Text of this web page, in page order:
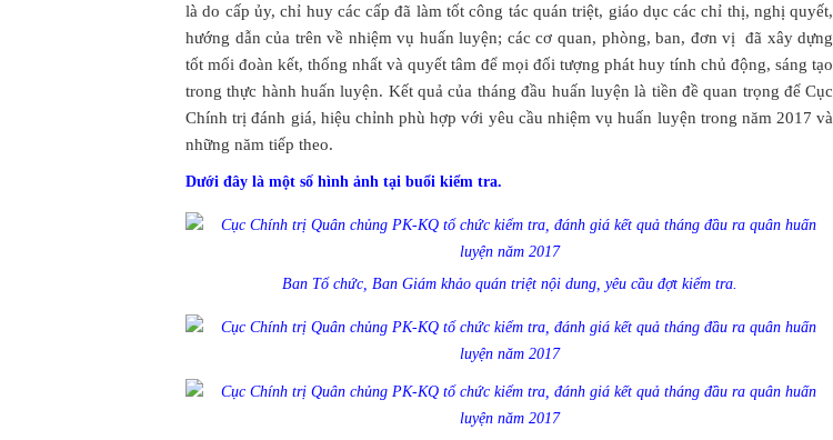
là do cấp ủy, chỉ huy các cấp đã làm tốt công tác quán triệt, giáo dục các chỉ thị, nghị quyết,
hướng dẫn của trên về nhiệm vụ huấn luyện; các cơ quan, phòng, ban, đơn vị đã xây dựng
tốt mối đoàn kết, thống nhất và quyết tâm để mọi đối tượng phát huy tính chủ động, sáng tạo
trong thực hành huấn luyện. Kết quả của tháng đầu huấn luyện là tiền đề quan trọng để Cục
Chính trị đánh giá, hiệu chỉnh phù hợp với yêu cầu nhiệm vụ huấn luyện trong năm 2017 và
những năm tiếp theo.
Dưới đây là một số hình ảnh tại buổi kiểm tra.
Ban Tổ chức, Ban Giám khảo quán triệt nội dung, yêu cầu đợt kiểm tra.